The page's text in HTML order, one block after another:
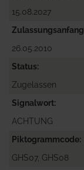
15.08.2027
Zulassungsanfang
26.05.2010
Status
Zugelassen
Signalwort
ACHTUNG
Piktogrammcode
GHS07, GHS08